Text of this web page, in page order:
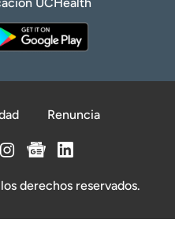
UCHealth
Renuncia
derechos reservados.